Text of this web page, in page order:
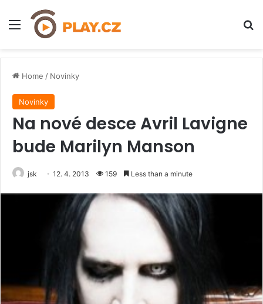
Menu
Home / Novinky
Novinky
Na nové desce Avril Lavigne
bude Marilyn Manson
jsk 12. 4. 2013 159 Less than a minute